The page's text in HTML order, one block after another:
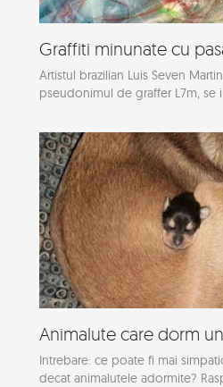
Graffiti minunate cu
Artistul brazilian Luis Seven
pseudonimul de graffer L7m, se
Animalute care dorm
Intrebare: ce poate fi mai
decat animalutele adormite?